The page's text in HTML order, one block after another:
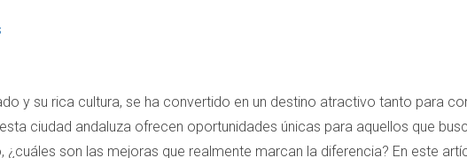
y su rica cultura, se ha convertido en un destino atractivo tanto para
ciudad andaluza ofrecen oportunidades únicas para aquellos que
¿cuáles son las mejoras que realmente marcan la diferencia? En este